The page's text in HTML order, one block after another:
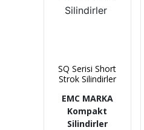
SQ Serisi Short
Strok Silindirler
EMC MARKA
Kompakt
Silindirler